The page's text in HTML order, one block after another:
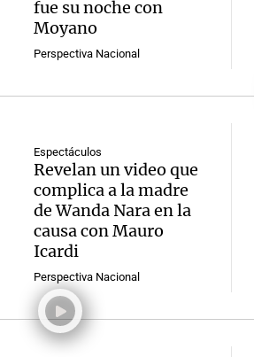
fue su noche con
Moyano
Perspectiva Nacional
Espectáculos
Revelan un video que
complica a la madre
de Wanda Nara en la
causa con Mauro
Icardi
Perspectiva Nacional
Notas
El huracán de Arequito